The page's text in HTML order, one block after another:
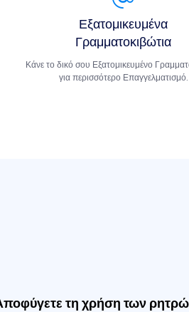
Εξατομικευμένα
Γραμματοκιβώτια
Κάνε το δικό σου Εξατομικευμένο
για περισσότερο Επαγγελματισμό.
τη χρήση των